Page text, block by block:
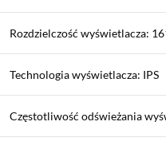
Rozdzielczość wyświetlacza:
Technologia wyświetlacza: IPS
Częstotliwość odświeżania